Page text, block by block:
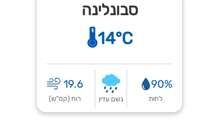
סבונלינה
🌡️14°C
90%
לחות גשם עדין
19.6
רוח (קמ"ש)